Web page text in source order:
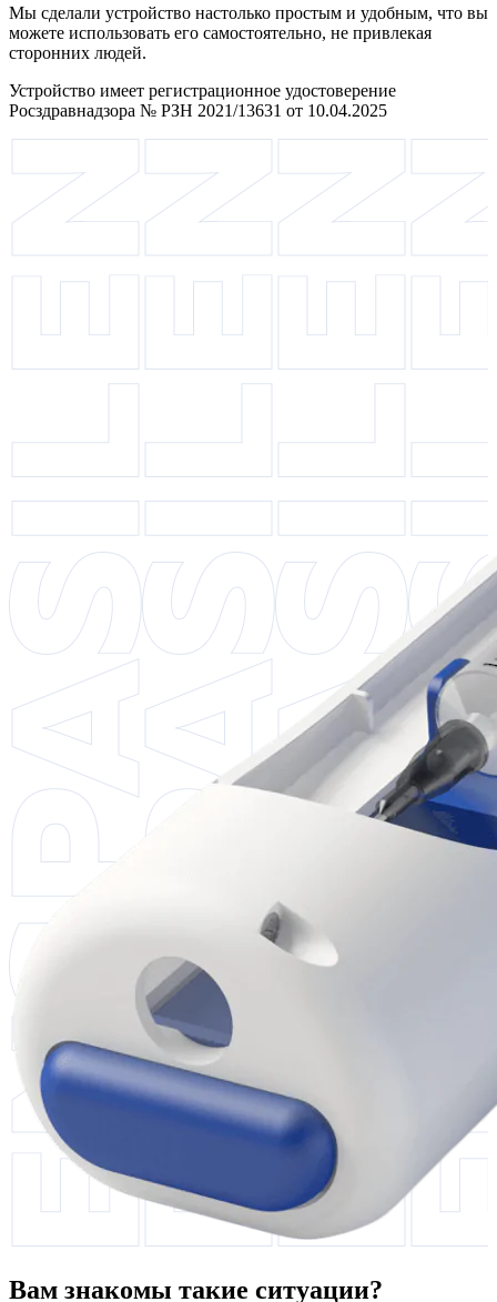
Мы сделали устройство настолько простым и удобным, что вы
можете использовать его самостоятельно, не привлекая
сторонних людей.
Устройство имеет регистрационное удостоверение
Росздравнадзора № РЗН 2021/13631 от 10.04.2025
Вам знакомы такие ситуации?